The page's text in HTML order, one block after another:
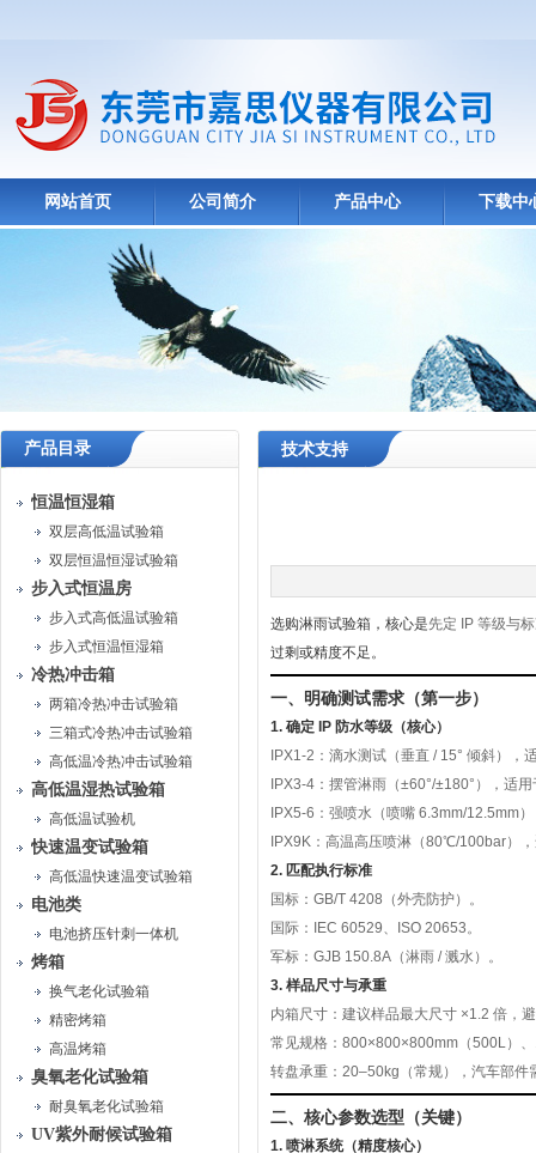
网站首页 公司简介 产品中心 下载中
产品目录
恒温恒湿箱
双层高低温试验箱
双层恒温恒湿试验箱
步入式恒温房
步入式高低温试验箱
步入式恒温恒湿箱
冷热冲击箱
两箱冷热冲击试验箱
三箱式冷热冲击试验箱
高低温冷热冲击试验箱
高低温湿热试验箱
高低温试验机
快速温变试验箱
高低温快速温变试验箱
电池类
电池挤压针刺一体机
烤箱
换气老化试验箱
精密烤箱
高温烤箱
臭氧老化试验箱
耐臭氧老化试验箱
UV紫外耐候试验箱
技术支持
选购淋雨试验箱，核心是先定 IP 等级与
过剩或精度不足。
一、明确测试需求（第一步）
1. 确定 IP 防水等级（核心）
IPX1-2 ：滴水测试（垂直 / 15° 倾斜），
IPX3-4 ：摆管淋雨（±60°/±180°），适
IPX5-6 ：强喷水（喷嘴 6.3mm/12.5mm
IPX9K ：高温高压喷淋（80℃/100bar）
2. 匹配执行标准
国标： GB/T 4208 （外壳防护）。
国际：
IEC 60529、 ISO 20653。
军标： GJB 150.8A （淋雨 / 溅水）。
3. 样品尺寸与承重
内箱尺寸：建议样品最大尺寸 ×1.2 倍 ，
常见规格： 800×800×800mm（500L） 、
转盘承重： 20–50kg（常规） ，汽车部件
二、核心参数选型（关键）
1. 喷淋系统（精度核心）